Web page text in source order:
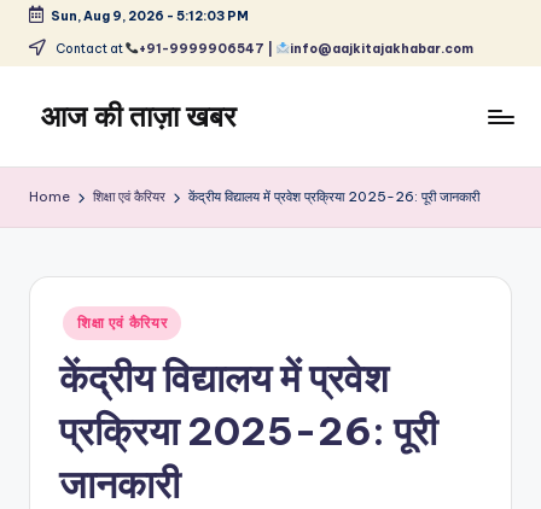
Skip
content
Sun, Aug 9, 2026 - 5:12:03 PM
Contact at +91-9999906547 | info@aajkitajakhabar.com
आज की ताज़ा खबर
मनोरंजन,
व्यापार
विश्व
Home शिक्षा एवं कैरियर केंद्रीय विद्यालय में प्रवेश प्रक्रिया 2025-26: पूरी जानकारी
Posted
in
शिक्षा एवं कैरियर
केंद्रीय विद्यालय में प्रवेश
प्रक्रिया 2025-26: पूरी
जानकारी